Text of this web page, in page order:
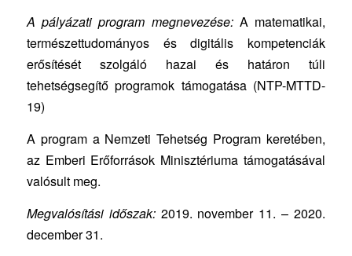
A pályázati program megnevezése:A matematikai,
természettudományos és digitális kompetenciák
erősítését szolgáló hazai és határon túli
tehetségsegítő programok támogatása (NTP-MTTD-
19)
A program a Nemzeti Tehetség Program keretében,
az Emberi Erőforrások Minisztériuma támogatásával
valósult meg.
Megvalósítási időszak:2019. november 11. – 2020.
december 31.